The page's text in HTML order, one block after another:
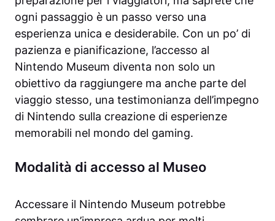
ogni passaggio è un passo verso una
esperienza unica e desiderabile. Con un po’ di
pazienza e pianificazione, l’accesso al
Nintendo Museum diventa non solo un
obiettivo da raggiungere ma anche parte del
viaggio stesso, una testimonianza dell’impegno
di Nintendo sulla creazione di esperienze
memorabili nel mondo del gaming.
Modalità di accesso al Museo
Accessare il Nintendo Museum potrebbe